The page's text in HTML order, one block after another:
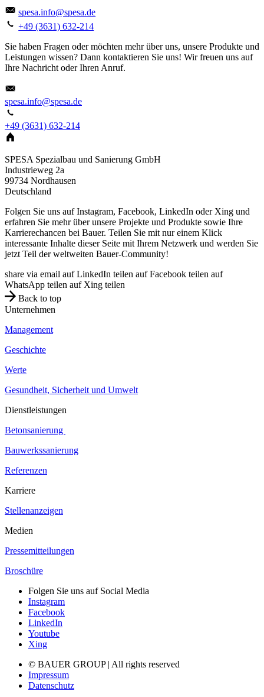
spesa.info@spesa.de
+49 (3631) 632-214
Sie haben Fragen oder möchten mehr über uns, unsere Produkte und
Leistungen wissen? Dann kontaktieren Sie uns! Wir freuen uns auf
Ihre Nachricht oder Ihren Anruf.
spesa.info@spesa.de
+49 (3631) 632-214
SPESA Spezialbau und Sanierung GmbH
Industrieweg 2a
99734 Nordhausen
Deutschland
Folgen Sie uns auf Instagram, Facebook, LinkedIn oder Xing und
erfahren Sie mehr über unsere Projekte und Produkte sowie Ihre
Karrierechancen bei Bauer. Teilen Sie mit nur einem Klick
interessante Inhalte dieser Seite mit Ihrem Netzwerk und werden Sie
jetzt Teil der weltweiten Bauer-Community!
share via email auf LinkedIn teilen auf Facebook teilen auf
WhatsApp teilen auf Xing teilen
Back to top
Unternehmen
Management
Geschichte
Werte
Gesundheit, Sicherheit und Umwelt
Dienstleistungen
Betonsanierung
Bauwerkssanierung
Referenzen
Karriere
Stellenanzeigen
Medien
Pressemitteilungen
Broschüre
Folgen Sie uns auf Social Media
Instagram
Facebook
LinkedIn
Youtube
Xing
© BAUER GROUP | All rights reserved
Impressum
Datenschutz